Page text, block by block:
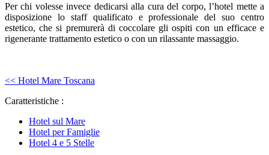
Per chi volesse invece dedicarsi alla cura del corpo, l’hotel mette a
disposizione lo staff qualificato e professionale del suo centro
estetico, che si premurerà di coccolare gli ospiti con un efficace e
rigenerante trattamento estetico o con un rilassante massaggio.
<< Hotel Mare Toscana
Caratteristiche :
Hotel sul Mare
Hotel per Famiglie
Hotel 4 e 5 Stelle